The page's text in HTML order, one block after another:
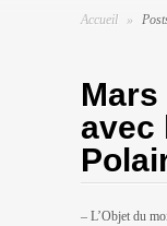
Accueil »
avec
– L’Objet du